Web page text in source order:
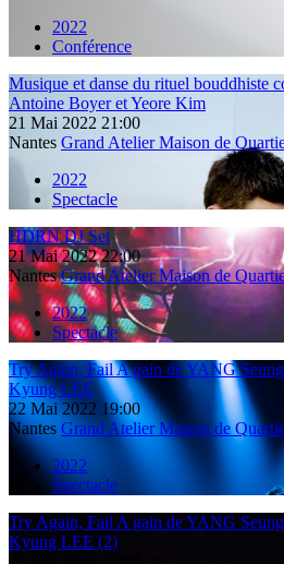
2022
Conférence
Musique et danse du rituel bouddhiste
Antoine Boyer et Yeore Kim
21 Mai 2022 21:00
Nantes Grand Atelier Maison de
2022
Spectacle
HDRN DJ Set
21 Mai 2022 22:00
Nantes Grand Atelier Maison de
2022
Spectacle
Try Again, Fail A gain de YANG
Kyung LEE
22 Mai 2022 19:00
Nantes Grand Atelier Maison de
2022
Spectacle
Try Again, Fail A gain de YANG
Kyung LEE (2)